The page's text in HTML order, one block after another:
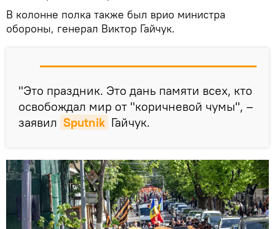
В колонне полка также был врио министра
обороны, генерал Виктор Гайчук.
"Это праздник. Это дань памяти всех, кто
освобождал мир от "коричневой чумы", –
заявил Sputnik Гайчук.